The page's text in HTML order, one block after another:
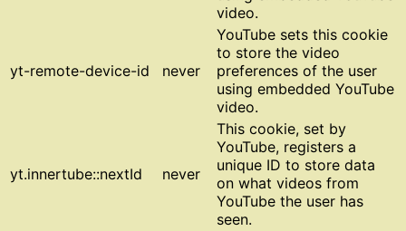
video.
yt-remote-device-id never
YouTube sets this cookie
to store the video
preferences of the user
using embedded YouTube
video.
yt.innertube::nextId never
This cookie, set by
YouTube, registers a
unique ID to store data
on what videos from
YouTube the user has
seen.